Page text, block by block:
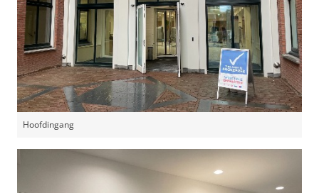
Hoofdingang